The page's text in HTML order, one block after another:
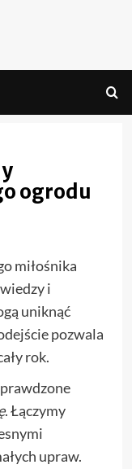
ogrodu
miłośnika
i
uniknąć
pozwala
rok.
. Łączymy
upraw.